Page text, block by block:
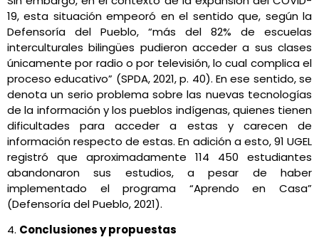
19, esta situación empeoró en el sentido que, según la
Defensoría del Pueblo, “más del 82% de escuelas
interculturales bilingües pudieron acceder a sus clases
únicamente por radio o por televisión, lo cual complica el
proceso educativo” (SPDA, 2021, p. 40). En ese sentido, se
denota un serio problema sobre las nuevas tecnologías
de la información y los pueblos indígenas, quienes tienen
dificultades para acceder a estas y carecen de
información respecto de estas. En adición a esto, 91 UGEL
registró que aproximadamente 114 450 estudiantes
abandonaron sus estudios, a pesar de haber
implementado el programa “Aprendo en Casa”
(Defensoría del Pueblo, 2021).
4. Conclusiones y propuestas